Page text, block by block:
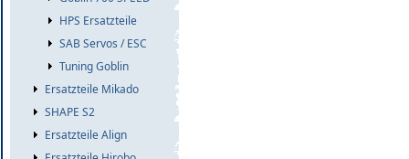
HPS Ersatzteile
SAB Servos / ESC
Tuning Goblin
Ersatzteile Mikado
SHAPE S2
Ersatzteile Align